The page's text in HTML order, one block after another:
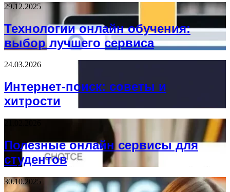
29.12.2025
Технологии онлайн обучения:
выбор лучшего сервиса
24.03.2026
Интернет-поиск: советы и
хитрости
Полезные онлайн сервисы для
студентов
30.10.2025